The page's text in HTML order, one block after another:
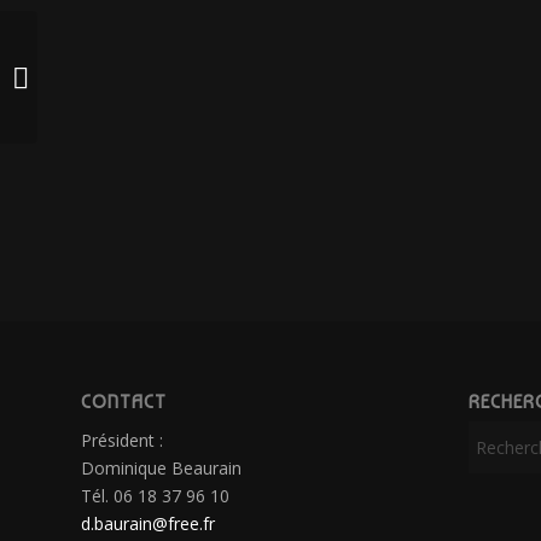
CONTACT
Président :
Dominique Beaurain
Tél. 06 18 37 96 10
d.baurain@free.fr